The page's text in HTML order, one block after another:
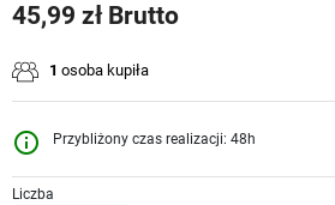
45,99 zł Brutto
1 osoba kupiła
info_outline Przybliżony czas realizacji: 48h
Liczba